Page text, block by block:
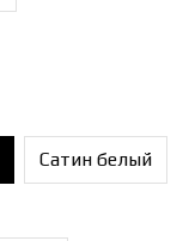
Сатин белый